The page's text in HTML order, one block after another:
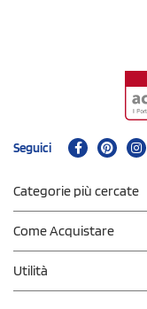
Seguici
Categorie più cercate
Come Acquistare
Utilità